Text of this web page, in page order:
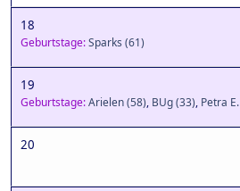
18
Geburtstage:Sparks (61)
19
Geburtstage:Arielen(58), BUg(33), Petra E.
20